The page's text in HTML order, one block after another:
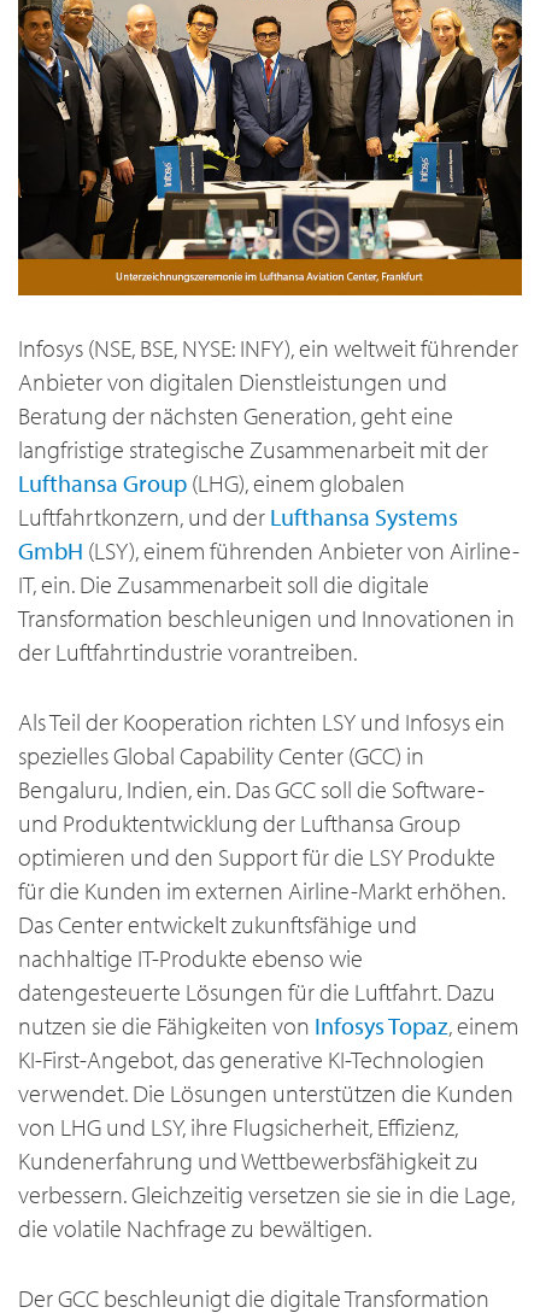
Infosys (NSE, BSE, NYSE: INFY), ein weltweit führender
Anbieter von digitalen Dienstleistungen und
Beratung der nächsten Generation, geht eine
langfristige strategische Zusammenarbeit mit der
Lufthansa Group (LHG), einem globalen
Luftfahrtkonzern, und der Lufthansa Systems
GmbH (LSY), einem führenden Anbieter von Airline-
IT, ein. Die Zusammenarbeit soll die digitale
Transformation beschleunigen und Innovationen in
der Luftfahrtindustrie vorantreiben.
Als Teil der Kooperation richten LSY und Infosys ein
spezielles Global Capability Center (GCC) in
Bengaluru, Indien, ein. Das GCC soll die Software-
und Produktentwicklung der Lufthansa Group
optimieren und den Support für die LSY Produkte
für die Kunden im externen Airline-Markt erhöhen.
Das Center entwickelt zukunftsfähige und
nachhaltige IT-Produkte ebenso wie
datengesteuerte Lösungen für die Luftfahrt. Dazu
nutzen sie die Fähigkeiten von Infosys Topaz, einem
KI-First-Angebot, das generative KI-Technologien
verwendet. Die Lösungen unterstützen die Kunden
von LHG und LSY, ihre Flugsicherheit, Effizienz,
Kundenerfahrung und Wettbewerbsfähigkeit zu
verbessern. Gleichzeitig versetzen sie sie in die Lage,
die volatile Nachfrage zu bewältigen.
Der GCC beschleunigt die digitale Transformation